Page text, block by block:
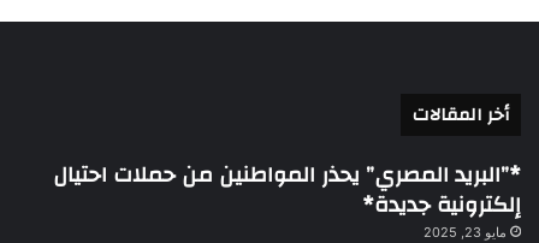
أخر المقالات
*”البريد المصري” يحذر المواطنين من حملات احتيال
إلكترونية جديدة*
مايو 23, 2025